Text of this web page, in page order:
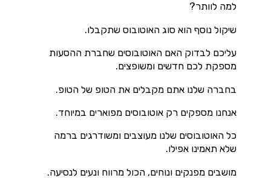
למה לוותר?
שיקול נוסף הוא סוג האוטובוס שתקבלו.
עליכם לבדוק האם האוטובוסים שחברת ההסעות
מספקת לכם חדשים ומשופצים.
בחברה שלנו אתם מקבלים את הטופ של הטופ.
אנחנו מספקים רק אוטובוסים מפוארים במיוחד.
כל האוטובוסים שלנו מעוצבים ומשודרגים ברמה
שלא תאמינו אפילו.
מושבים מפנקים ונוחים, הכול מרווח ונעים לנסיעה.